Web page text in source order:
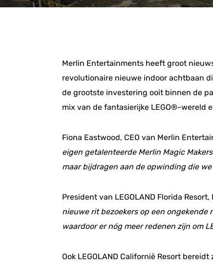
Merlin Entertainments heeft groot
revolutionaire nieuwe indoor achtbaan
de grootste investering ooit binnen de
mix van de fantasierijke LEGO®-wereld
Fiona Eastwood, CEO van Merlin
eigen getalenteerde Merlin Magic
maar bijdragen aan de opwinding die
President van LEGOLAND Florida
nieuwe rit bezoekers op een ongekende
waardoor er nóg meer redenen zijn om
Ook LEGOLAND Californië Resort